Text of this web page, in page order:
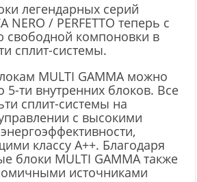
легендарных серий
NERO / PERFETTO теперь с
свободной компоновки в
сплит-системы.
MULTI GAMMA можно
5-ти внутренних блоков. Все
сплит-системы на
с высокими
классу А++. Благодаря
блоки MULTI GAMMA также
источниками